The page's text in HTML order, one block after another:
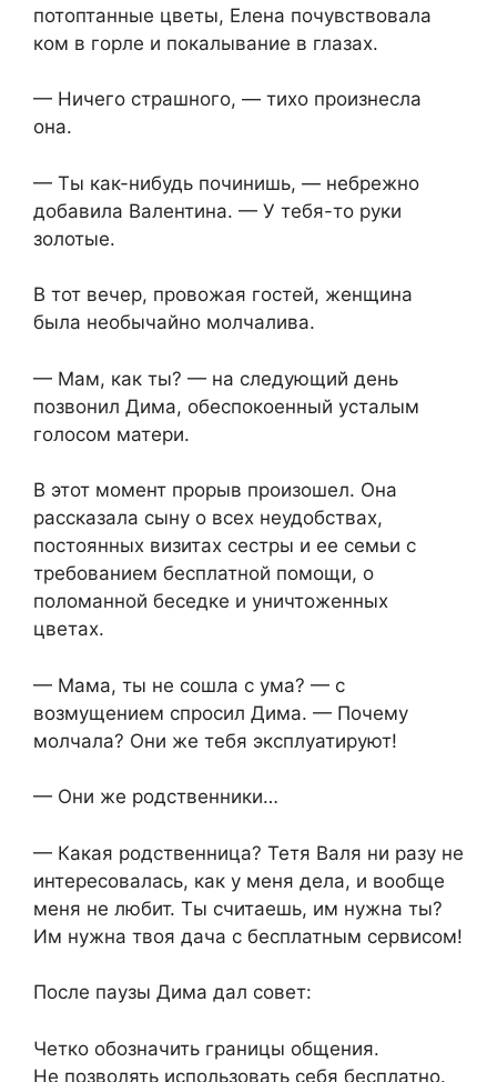
потоптанные цветы, Елена почувствовала
ком в горле и покалывание в глазах.
— Ничего страшного, — тихо произнесла
она.
— Ты как-нибудь починишь, — небрежно
добавила Валентина. — У тебя-то руки
золотые.
В тот вечер, провожая гостей, женщина
была необычайно молчалива.
— Мам, как ты? — на следующий день
позвонил Дима, обеспокоенный усталым
голосом матери.
В этот момент прорыв произошел. Она
рассказала сыну о всех неудобствах,
постоянных визитах сестры и ее семьи с
требованием бесплатной помощи, о
поломанной беседке и уничтоженных
цветах.
— Мама, ты не сошла с ума? — с
возмущением спросил Дима. — Почему
молчала? Они же тебя эксплуатируют!
— Они же родственники…
— Какая родственница? Тетя Валя ни разу не
интересовалась, как у меня дела, и вообще
меня не любит. Ты считаешь, им нужна ты?
Им нужна твоя дача с бесплатным сервисом!
После паузы Дима дал совет:
Четко обозначить границы общения.
Не позволять использовать себя бесплатно.